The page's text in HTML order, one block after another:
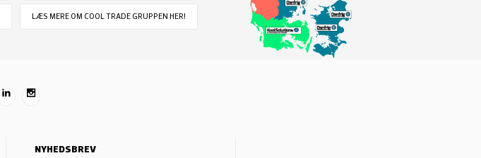
LÆS MERE OM COOL TRADE GRUPPEN HER!
NYHEDSBREV